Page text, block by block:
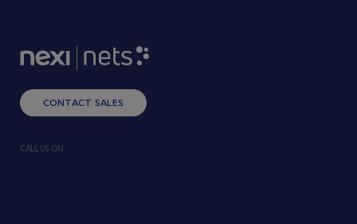
CONTACT SALES
CALL US ON